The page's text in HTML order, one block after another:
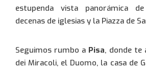
estupenda vista panorámica
decenas de iglesias y la Piazza de
Seguimos rumbo a Pisa, donde te
dei Miracoli, el Duomo, la casa de